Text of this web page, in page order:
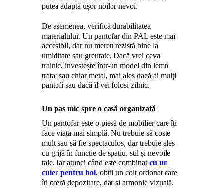
putea adapta ușor noilor nevoi.
De asemenea, verifică durabilitatea
materialului. Un pantofar din PAL este mai
accesibil, dar nu mereu rezistă bine la
umiditate sau greutate. Dacă vrei ceva
trainic, investește într-un model din lemn
tratat sau chiar metal, mai ales dacă ai mulți
pantofi sau dacă îl vei folosi zilnic.
Un pas mic spre o casă organizată
Un pantofar este o piesă de mobilier care îți
face viața mai simplă. Nu trebuie să coste
mult sau să fie spectaculos, dar trebuie ales
cu grijă în funcție de spațiu, stil și nevoile
tale. Iar atunci când este combinat cu un
cuier pentru hol, obții un colț ordonat care
îți oferă depozitare, dar și armonie vizuală.